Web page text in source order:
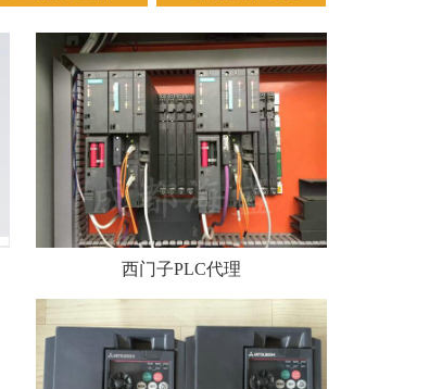
西门子PLC代理